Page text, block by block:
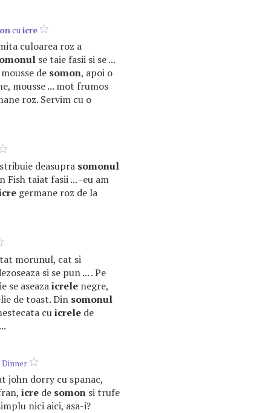
cuicre
culoarea roz a
se taie fasii si se ...
de somon, apoi o
mousse ... mot frumos
roz. Servim cu o
deasupra somonul
Fish taiat fasii ... -eu am
germane roz de la
morunul, cat si
si se pun ... . Pe
se aseazaicrele negre,
de toast. Din somonul
cuicrele de
john dorry cu spanac,
icre de somon si trufe
nici aici, asa-i?